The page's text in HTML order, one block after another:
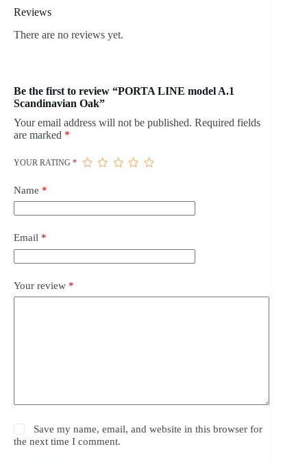
Reviews
There are no reviews yet.
Be the first to review “PORTA LINE model A.1
Scandinavian Oak”
Your email address will not be published. Required fields
are marked *
YOUR RATING *
Name *
Email *
Your review *
Save my name, email, and website in this browser for
the next time I comment.